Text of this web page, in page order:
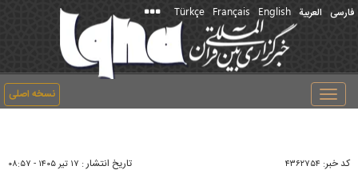
فارسی العربیة English
Français
Türkçe
نسخه اصلی
Toggle
navigation
کد خبر: ۴۳۶۲۷۵۴ تاریخ انتشار : ۱۷ تير ۱۴۰۵ - ۰۸:۵۷